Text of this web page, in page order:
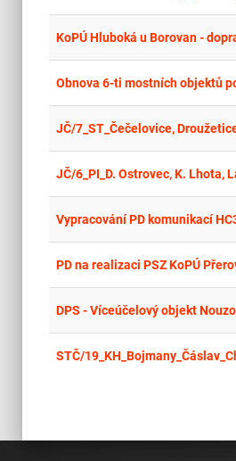
KoPÚ Hluboká u Borovan -
PD na realizaci PSZ KoPÚ
DPS - Víceúčelový objekt